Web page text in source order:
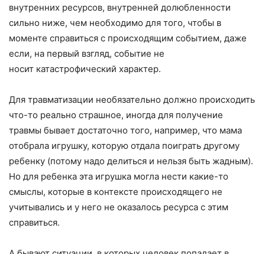
внутренних ресурсов, внутренней долюбленности
сильно ниже, чем необходимо для того, чтобы в
моменте справиться с происходящим событием, даже
если, на первый взгляд, событие не
носит катастрофический характер.
Для травматизации необязательно должно происходить
что-то реально страшное, иногда для получение
травмы бывает достаточно того, например, что мама
отобрала игрушку, которую отдала поиграть другому
ребенку (потому надо делиться и нельзя быть жадным).
Но для ребенка эта игрушка могла нести какие-то
смыслы, которые в контексте происходящего не
учитывались и у него не оказалось ресурса с этим
справиться.